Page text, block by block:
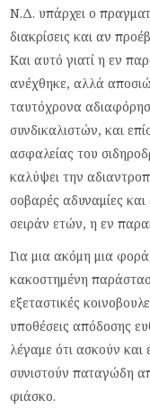
Ν.Δ. υπάρχει ο
διακρίσεις και αν
Και αυτό γιατί η εν
ανέχθηκε, αλλά
ταυτόχρονα
συνδικαλιστών, και
ασφαλείας του
καλύψει την
σοβαρές αδυναμίες
σειράν ετών, η εν
Για μια ακόμη μια
κακοστημένη
εξεταστικές
υποθέσεις απόδοσης
λέγαμε ότι ασκούν
συνιστούν παταγώδη
φιάσκο.